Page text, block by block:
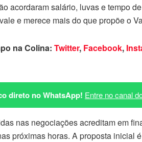
acordaram salário, luvas e tempo
e merece mais do que propõe o
na Colina: Twitter, Facebook,
direto no WhatsApp! Entre no canal
nas negociações acreditam em
próximas horas. A proposta inicial